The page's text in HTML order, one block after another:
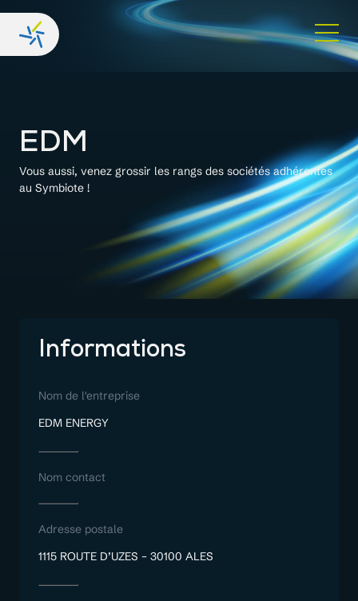
EDM
Vous aussi, venez grossir les rangs des sociétés adhérentes
au Symbiote !
Informations
Nom de l'entreprise
EDM ENERGY
Nom contact
Adresse postale
1115 ROUTE D’UZES – 30100 ALES